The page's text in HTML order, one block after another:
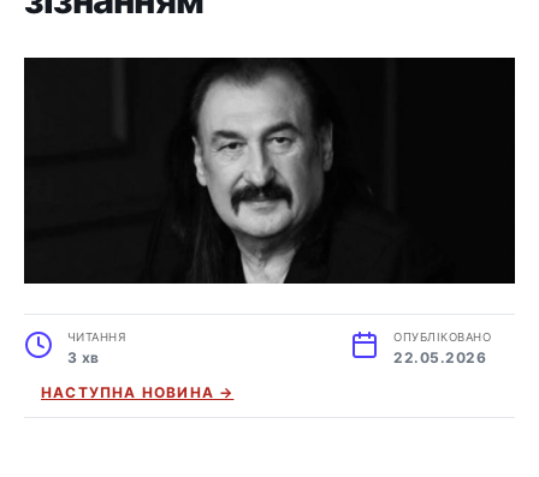
ЧИТАННЯ
3 хв
ОПУБЛІКОВАНО
22.05.2026
НАСТУПНА НОВИНА →